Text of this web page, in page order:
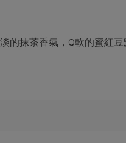
的抹茶香氣，Q軟的蜜紅